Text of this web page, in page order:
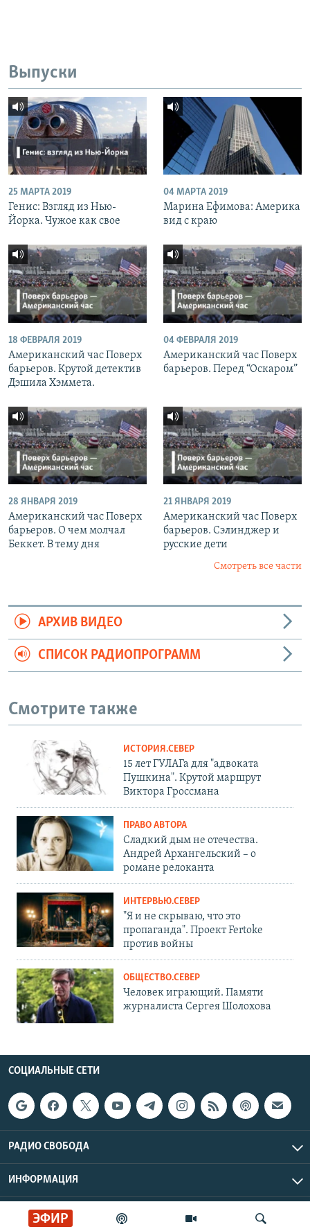
ЭФИР
Выпуски
25 МАРТА 2019
Генис: Взгляд из Нью-
Йорка. Чужое как свое
04 МАРТА 2019
Марина Ефимова: Америка
вид с краю
18 ФЕВРАЛЯ 2019
Американский час Поверх
барьеров. Крутой детектив
Дэшила Хэммета.
04 ФЕВРАЛЯ 2019
Американский час Поверх
барьеров. Перед “Оскаром”
28 ЯНВАРЯ 2019
Американский час Поверх
барьеров. О чем молчал
Беккет. В тему дня
21 ЯНВАРЯ 2019
Американский час Поверх
барьеров. Сэлинджер и
русские дети
Смотреть все части
АРХИВ ВИДЕО
СПИСОК РАДИОПРОГРАММ
Смотрите также
ИСТОРИЯ.СЕВЕР
15 лет ГУЛАГа для "адвоката
Пушкина". Крутой маршрут
Виктора Гроссмана
ПРАВО АВТОРА
Сладкий дым не отечества.
Андрей Архангельский – о
романе релоканта
ИНТЕРВЬЮ.СЕВЕР
"Я и не скрываю, что это
пропаганда". Проект Fertoke
против войны
ОБЩЕСТВО.СЕВЕР
Человек играющий. Памяти
журналиста Сергея Шолохова
СОЦИАЛЬНЫЕ СЕТИ
РАДИО СВОБОДА
ИНФОРМАЦИЯ
Радио Свобода © 2026 RFE/RL, Inc. | Все права защищены.